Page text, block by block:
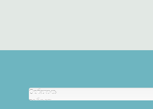
Собрано
р.
Осталось
собрать